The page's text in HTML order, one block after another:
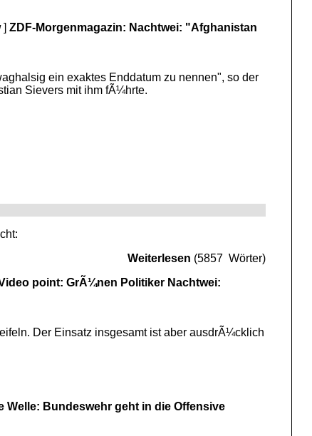
] ZDF-Morgenmagazin: Nachtwei: "Afghanistan
ein exaktes Enddatum zu nennen", so der
Sievers mit ihm fÃ¼hrte.
Weiterlesen (5857 Wörter)
point: GrÃ¼nen Politiker Nachtwei:
Der Einsatz insgesamt ist aber ausdrÃ¼cklich
Welle: Bundeswehr geht in die Offensive